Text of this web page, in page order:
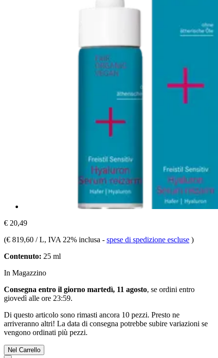
€ 20,49
(€ 819,60 / L, IVA 22% inclusa - spese di spedizione escluse )
Contenuto: 25 ml
In Magazzino
Consegna entro il giorno martedì, 11 agosto, se ordini entro
giovedì alle ore 23:59.
Di questo articolo sono rimasti ancora 10 pezzi. Presto ne
arriveranno altri! La data di consegna potrebbe subire variazioni se
vengono ordinati più pezzi.
Nel Carrello